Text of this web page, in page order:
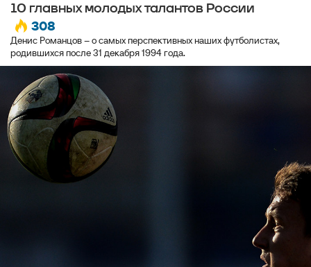
10 главных молодых талантов России
308
Денис Романцов – о самых перспективных наших футболистах,
родившихся после 31 декабря 1994 года.